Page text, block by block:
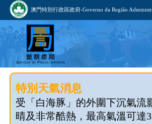
澳門特別行政區政府-Governo da Região
特別天氣消息
受「白海豚」的外圍下沉氣流
晴及非常酷熱，最高氣溫可達